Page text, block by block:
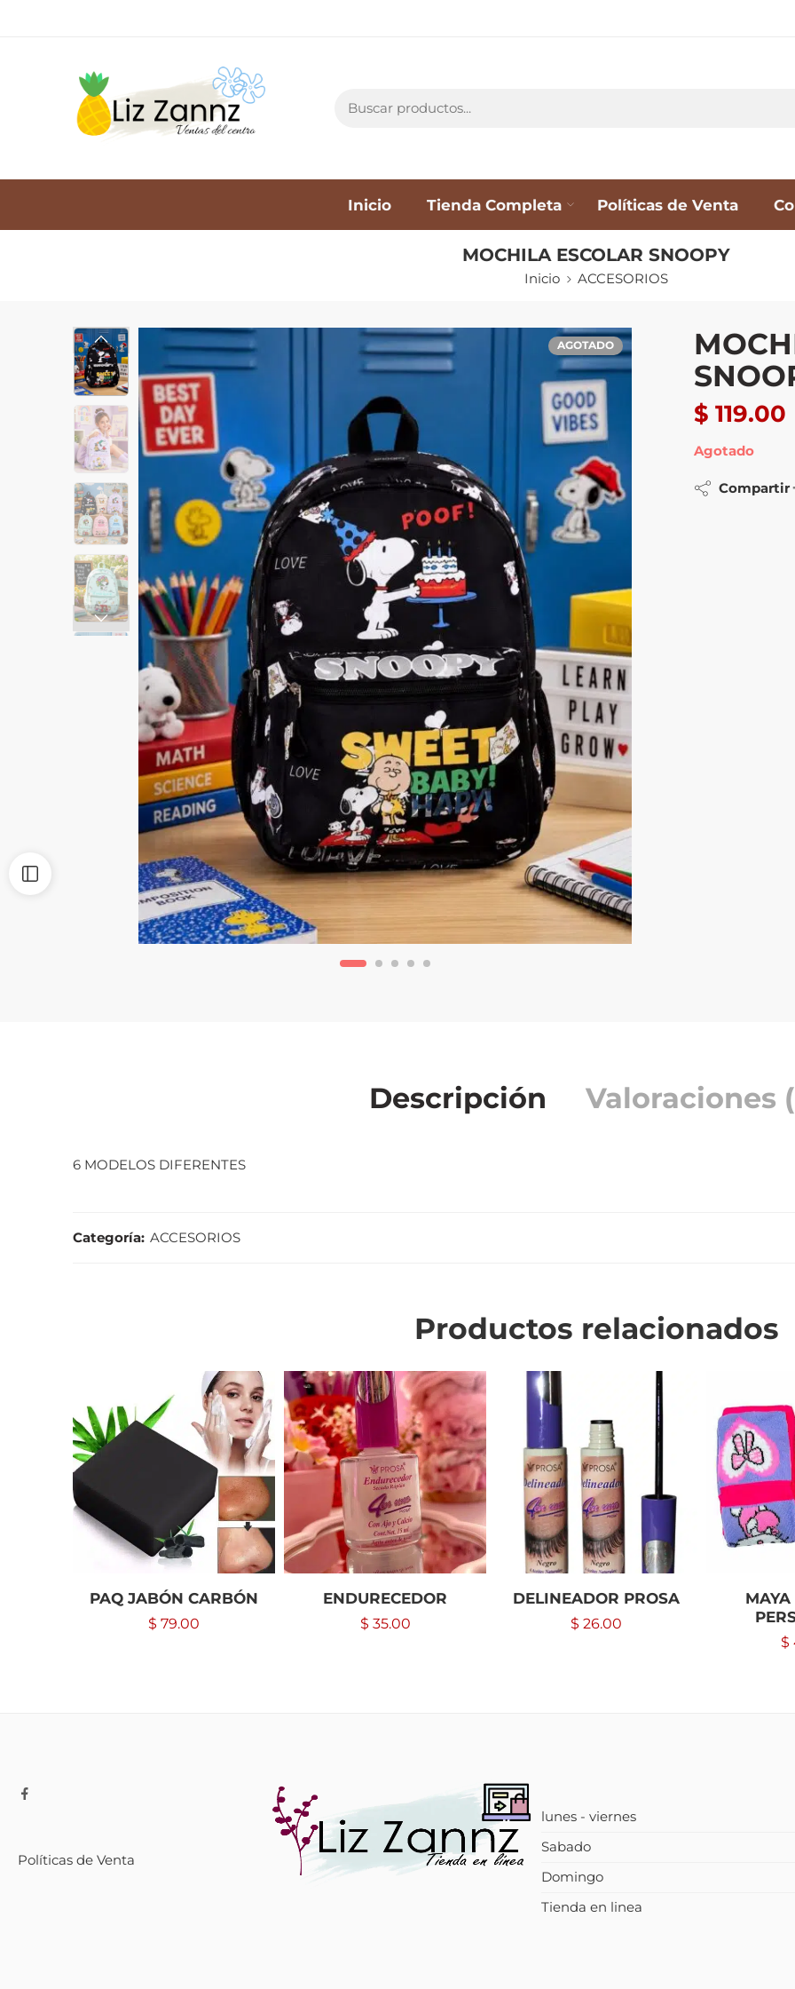
Inicio Tienda Completa Políticas de Venta
MOCHILA ESCOLAR SNOOPY
Inicio ACCESORIOS
AGOTADO
$ 119.00
Agotado
Compartir
Descripción Valoraciones
6 MODELOS DIFERENTES
Categoría: ACCESORIOS
Productos relacionados
PAQ JABÓN CARBÓN
$ 79.00
ENDURECEDOR
$ 35.00
DELINEADOR PROSA
$ 26.00
$
Políticas de Venta
lunes - viernes
Sabado
Domingo
Tienda en linea